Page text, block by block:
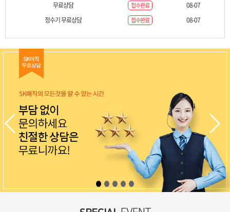
무료상담
접수완료
08-07
정수기 무료상담
접수완료 08-07